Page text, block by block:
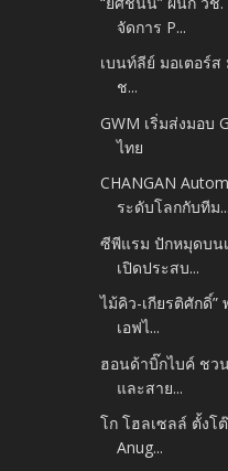
จัดการ P...
เบนท์ลีย์ มอเตอร์
ช...
GWM เริ่มส่งมอบ
ไทย
CHANGAN
ระดับโลกกับทีม...
ซีพีแรม ปักหมุดบน
เปิดประสบ...
ไม้คิว-เกียรติศักดิ์
เอฟไ...
ฮอนด้าบิ๊กไบค์ ชว
และสาย...
โก โฮลเซลล์ ตั้งโ
Anug...